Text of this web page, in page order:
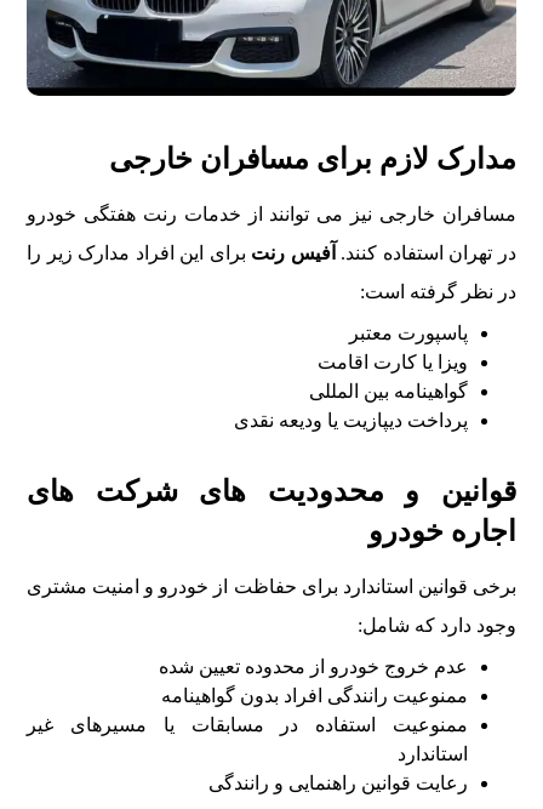
مدارک لازم برای مسافران خارجی
مسافران خارجی نیز می توانند از خدمات رنت هفتگی خودرو
در تهران استفاده کنند. آفیس رنت برای این افراد مدارک زیر را
در نظر گرفته است:
پاسپورت معتبر
ویزا یا کارت اقامت
گواهینامه بین المللی
پرداخت دیپازیت یا ودیعه نقدی
قوانین و محدودیت های شرکت های
اجاره خودرو
برخی قوانین استاندارد برای حفاظت از خودرو و امنیت مشتری
وجود دارد که شامل:
عدم خروج خودرو از محدوده تعیین شده
ممنوعیت رانندگی افراد بدون گواهینامه
ممنوعیت استفاده در مسابقات یا مسیرهای غیر
استاندارد
رعایت قوانین راهنمایی و رانندگی